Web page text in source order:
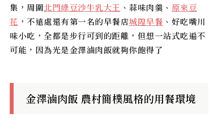
集，周圍北門綠豆沙牛乳大王 、蒜味肉羹、 原來豆
花 ，不遠處還有第一名的早餐店城隍早餐 、好吃嘴川
味小吃，全都是步行可到的距離，但想一站式吃遍不
可能，因為光是金澤滷肉飯就夠你飽得了
金澤滷肉飯 農村簡樸風格的用餐環境